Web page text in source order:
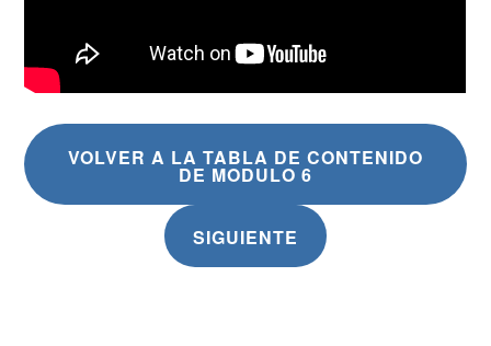
VOLVER A LA TABLA DE CONTENIDO
DE MODULO 6
SIGUIENTE